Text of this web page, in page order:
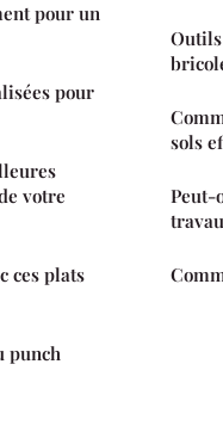
pour un
pour
votre
ces plats
punch
Outils
sols
Peut-